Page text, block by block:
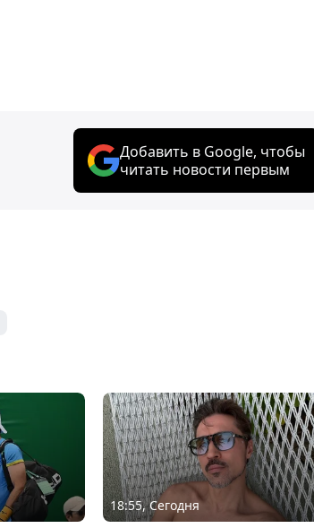
Добавить в Google, чтобы
читать новости первым
18:55, Сегодня